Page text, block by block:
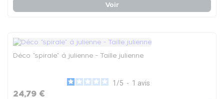
Voir
Déco "spirale" à julienne - Taille julienne
1 /5 - 1 avis
24,79 €